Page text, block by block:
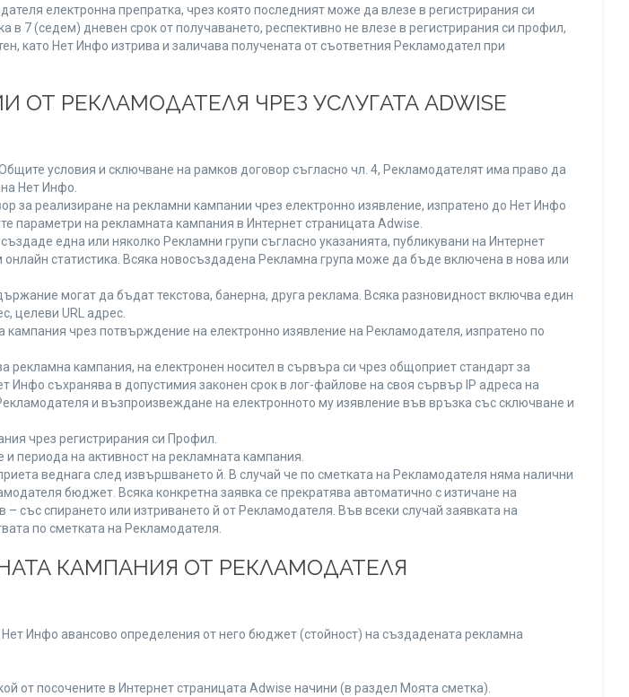
електронна препратка, чрез която последният може да влезе в регистрирания си
7 (седем) дневен срок от получаването, респективно не влезе в регистрирания си профил,
като Нет Инфо изтрива и заличава получената от съответния Рекламодател при
РЕКЛАМОДАТЕЛЯ ЧРЕЗ УСЛУГАТА ADWISE
условия и сключване на рамков договор съгласно чл. 4, Рекламодателят има право да
Нет Инфо.
за реализиране на рекламни кампании чрез електронно изявление, изпратено до Нет Инфо
параметри на рекламната кампания в Интернет страницата Adwise.
една или няколко Рекламни групи съгласно указанията, публикувани на Интернет
статистика. Всяка новосъздадена Рекламна група може да бъде включена в нова или
могат да бъдат текстова, банерна, друга реклама. Всяка разновидност включва един
целеви URL адрес.
чрез потвърждение на електронно изявление на Рекламодателя, изпратено по
кампания, на електронен носител в сървъра си чрез общоприет стандарт за
съхранява в допустимия законен срок в лог-файлове на своя сървър IP адреса на
и възпроизвеждане на електронното му изявление във връзка със сключване и
чрез регистрирания си Профил.
периода на активност на рекламната кампания.
веднага след извършването й. В случай че по сметката на Рекламодателя няма налични
бюджет. Всяка конкретна заявка се прекратява автоматично с изтичане на
със спирането или изтриването й от Рекламодателя. Във всеки случай заявката на
по сметката на Рекламодателя.
КАМПАНИЯ ОТ РЕКЛАМОДАТЕЛЯ
Инфо авансово определения от него бюджет (стойност) на създадената рекламна
посочените в Интернет страницата Adwise начини (в раздел Моята сметка).